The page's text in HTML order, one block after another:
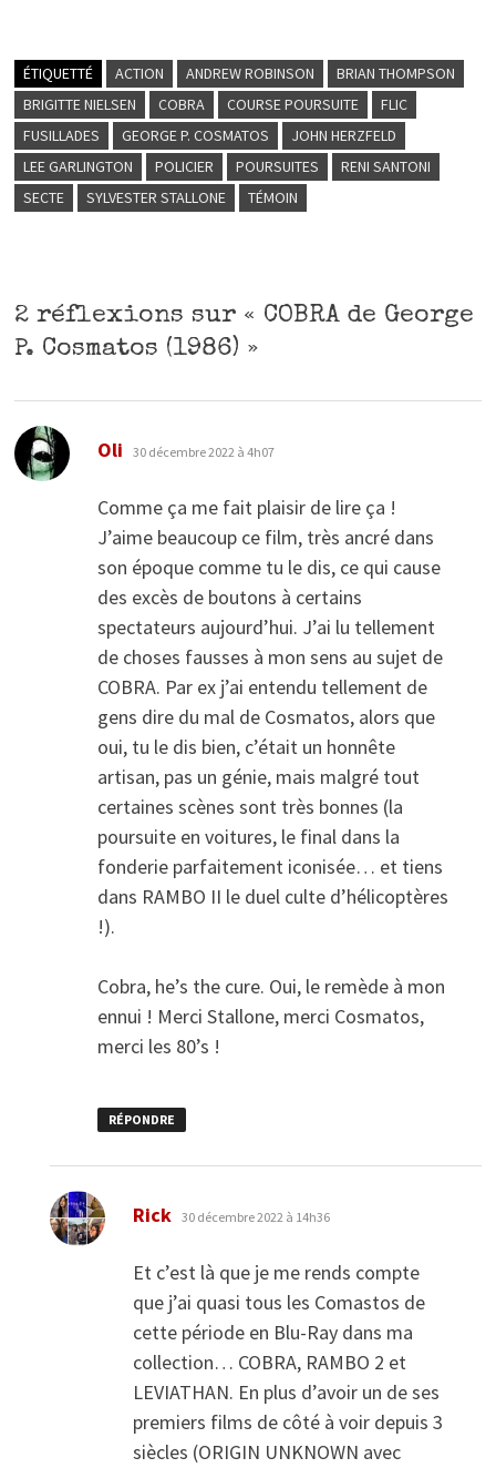
ÉTIQUETTÉ ACTION ANDREW ROBINSON
BRIAN THOMPSON
BRIGITTE NIELSEN
COBRA COURSE POURSUITE
FLIC
FUSILLADES
GEORGE P. COSMATOS
JOHN HERZFELD
LEE GARLINGTON
POLICIER POURSUITES
RENI SANTONI
SECTE
SYLVESTER STALLONE TÉMOIN
2 réflexions sur « COBRA de George
P. Cosmatos (1986) »
Oli dit :
30 décembre 2022 à 4h07
Comme ça me fait plaisir de lire ça !
J’aime beaucoup ce film, très ancré dans
son époque comme tu le dis, ce qui cause
des excès de boutons à certains
spectateurs aujourd’hui. J’ai lu tellement
de choses fausses à mon sens au sujet de
COBRA. Par ex j’ai entendu tellement de
gens dire du mal de Cosmatos, alors que
oui, tu le dis bien, c’était un honnête
artisan, pas un génie, mais malgré tout
certaines scènes sont très bonnes (la
poursuite en voitures, le final dans la
fonderie parfaitement iconisée… et tiens
dans RAMBO II le duel culte d’hélicoptères
!).
Cobra, he’s the cure. Oui, le remède à mon
ennui ! Merci Stallone, merci Cosmatos,
merci les 80’s !
RÉPONDRE
Rick dit :
30 décembre 2022 à 14h36
Et c’est là que je me rends compte
que j’ai quasi tous les Comastos de
cette période en Blu-Ray dans ma
collection… COBRA, RAMBO 2 et
LEVIATHAN. En plus d’avoir un de ses
premiers films de côté à voir depuis 3
siècles (ORIGIN UNKNOWN avec